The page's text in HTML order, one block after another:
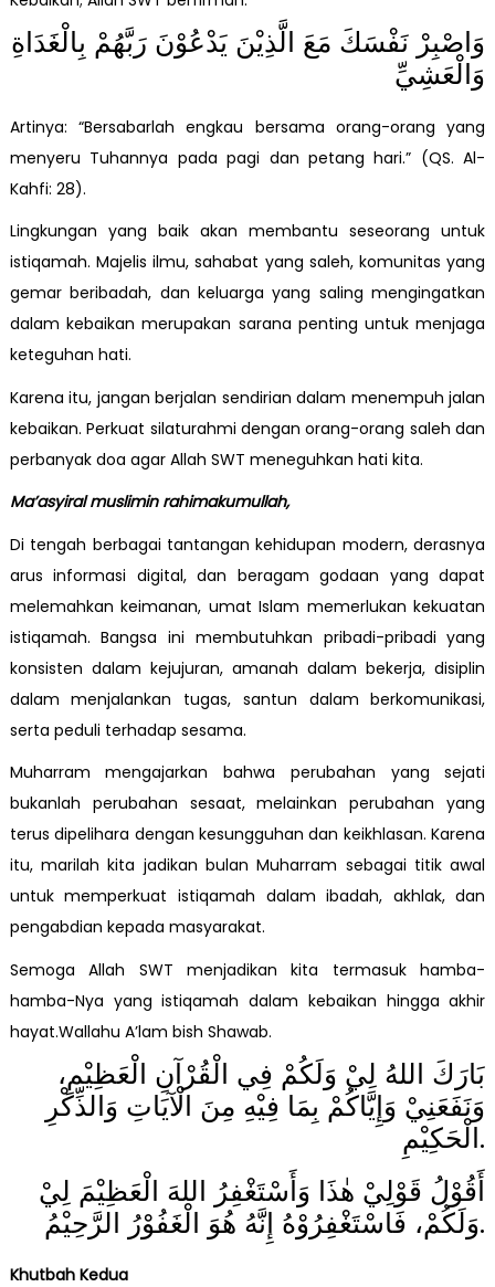
وَاصْبِرْ نَفْسَكَ مَعَ الَّذِيْنَ يَدْعُوْنَ رَبَّهُمْ بِالْغَدَاةِ
وَالْعَشِيِّ
Artinya: “Bersabarlah engkau bersama orang-orang yang
menyeru Tuhannya pada pagi dan petang hari.” (QS. Al-
Kahfi: 28).
Lingkungan yang baik akan membantu seseorang untuk
istiqamah. Majelis ilmu, sahabat yang saleh, komunitas yang
gemar beribadah, dan keluarga yang saling mengingatkan
dalam kebaikan merupakan sarana penting untuk menjaga
keteguhan hati.
Karena itu, jangan berjalan sendirian dalam menempuh jalan
kebaikan. Perkuat silaturahmi dengan orang-orang saleh dan
perbanyak doa agar Allah SWT meneguhkan hati kita.
Ma’asyiral muslimin rahimakumullah,
Di tengah berbagai tantangan kehidupan modern, derasnya
arus informasi digital, dan beragam godaan yang dapat
melemahkan keimanan, umat Islam memerlukan kekuatan
istiqamah. Bangsa ini membutuhkan pribadi-pribadi yang
konsisten dalam kejujuran, amanah dalam bekerja, disiplin
dalam menjalankan tugas, santun dalam berkomunikasi,
serta peduli terhadap sesama.
Muharram mengajarkan bahwa perubahan yang sejati
bukanlah perubahan sesaat, melainkan perubahan yang
terus dipelihara dengan kesungguhan dan keikhlasan. Karena
itu, marilah kita jadikan bulan Muharram sebagai titik awal
untuk memperkuat istiqamah dalam ibadah, akhlak, dan
pengabdian kepada masyarakat.
Semoga Allah SWT menjadikan kita termasuk hamba-
hamba-Nya yang istiqamah dalam kebaikan hingga akhir
hayat.Wallahu A’lam bish Shawab.
بَارَكَ اللهُ لِيْ وَلَكُمْ فِي الْقُرْآنِ الْعَظِيْمِ،
وَنَفَعَنِيْ وَإِيَّاكُمْ بِمَا فِيْهِ مِنَ الْآيَاتِ وَالذِّكْرِ
الْحَكِيْمِ.
أَقُوْلُ قَوْلِيْ هٰذَا وَأَسْتَغْفِرُ اللهَ الْعَظِيْمَ لِيْ
وَلَكُمْ، فَاسْتَغْفِرُوْهُ إِنَّهُ هُوَ الْغَفُوْرُ الرَّحِيْمُ.
Khutbah Kedua